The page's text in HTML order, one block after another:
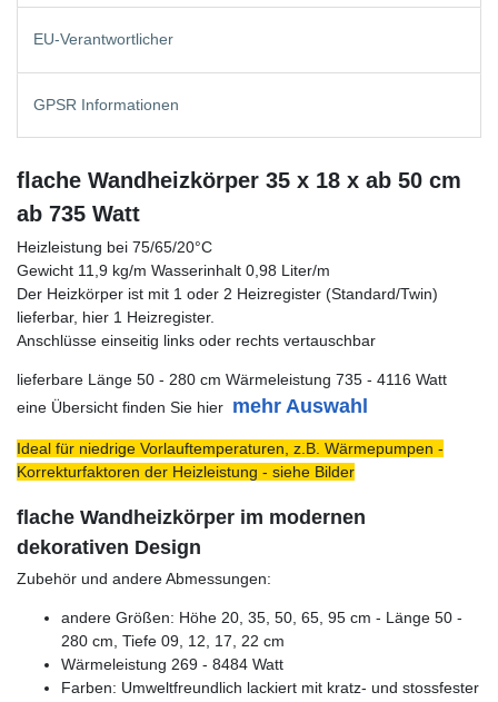
EU-Verantwortlicher
GPSR Informationen
flache Wandheizkörper 35 x 18 x ab 50 cm
ab 735 Watt
Heizleistung bei 75/65/20°C
Gewicht 11,9 kg/m Wasserinhalt 0,98 Liter/m
Der Heizkörper ist mit 1 oder 2 Heizregister (Standard/Twin)
lieferbar, hier 1 Heizregister.
Anschlüsse einseitig links oder rechts vertauschbar
lieferbare Länge 50 - 280 cm Wärmeleistung 735 - 4116 Watt
eine Übersicht finden Sie hier mehr Auswahl
Ideal für niedrige Vorlauftemperaturen, z.B. Wärmepumpen -
Korrekturfaktoren der Heizleistung - siehe Bilder
flache Wandheizkörper im modernen
dekorativen Design
Zubehör und andere Abmessungen:
andere Größen: Höhe 20, 35, 50, 65, 95 cm - Länge 50 -
280 cm, Tiefe 09, 12, 17, 22 cm
Wärmeleistung 269 - 8484 Watt
Farben: Umweltfreundlich lackiert mit kratz- und stossfester